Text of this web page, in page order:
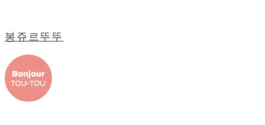
봉쥬르뚜뚜